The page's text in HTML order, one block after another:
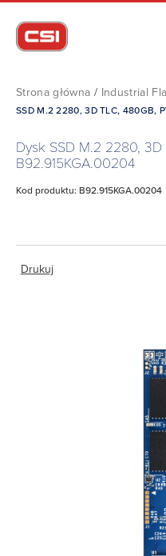
Strona główna / Industrial
SSD M.2 2280, 3D TLC, 480GB,
Dysk SSD M.2 2280,
B92.915KGA.00204
Kod produktu: B92.915KGA.00204
Drukuj